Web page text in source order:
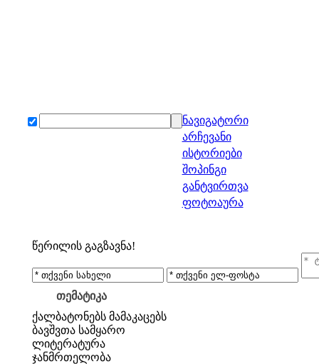
ნავიგატორი
არჩევანი
ისტორიები
შოპინგი
განტვირთვა
ფოტოაურა
წერილის გაგზავნა!
თემატიკა
ქალბატონებს მამაკაცებს
ბავშვთა სამყარო
ლიტერატურა
ჯანმრთელობა